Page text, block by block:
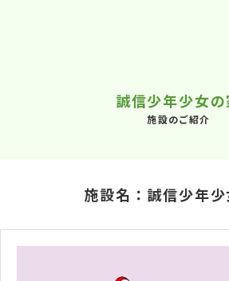
誠信少年少女の
施設のご紹介
施設名：誠信少年